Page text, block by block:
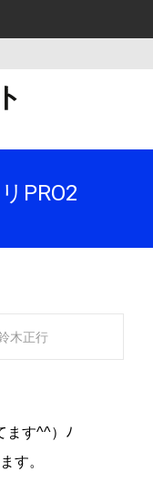
PRO2
木正行
ます^^）ﾉ
す。